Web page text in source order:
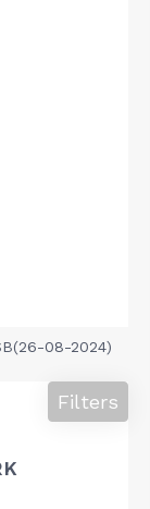
08-2024)
Filters